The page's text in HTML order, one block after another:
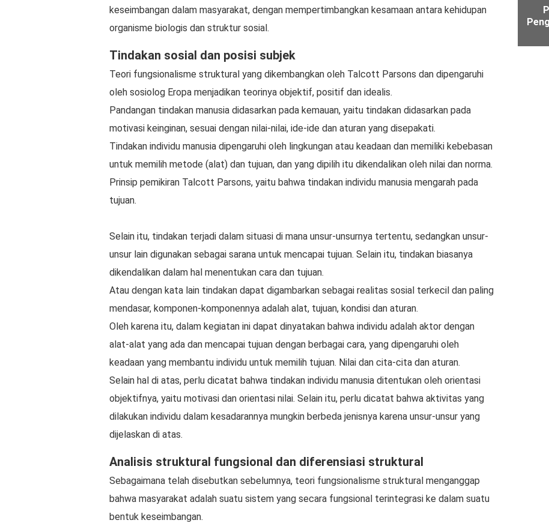
keseimbangan dalam masyarakat, dengan mempertimbangkan kesamaan antara kehidupan
organisme biologis dan struktur sosial.
Tindakan sosial dan posisi subjek
Teori fungsionalisme struktural yang dikembangkan oleh Talcott Parsons dan dipengaruhi
oleh sosiolog Eropa menjadikan teorinya objektif, positif dan idealis.
Pandangan tindakan manusia didasarkan pada kemauan, yaitu tindakan didasarkan pada
motivasi keinginan, sesuai dengan nilai-nilai, ide-ide dan aturan yang disepakati.
Tindakan individu manusia dipengaruhi oleh lingkungan atau keadaan dan memiliki kebebasan
untuk memilih metode (alat) dan tujuan, dan yang dipilih itu dikendalikan oleh nilai dan norma.
Prinsip pemikiran Talcott Parsons, yaitu bahwa tindakan individu manusia mengarah pada
tujuan.
Selain itu, tindakan terjadi dalam situasi di mana unsur-unsurnya tertentu, sedangkan unsur-
unsur lain digunakan sebagai sarana untuk mencapai tujuan. Selain itu, tindakan biasanya
dikendalikan dalam hal menentukan cara dan tujuan.
Atau dengan kata lain tindakan dapat digambarkan sebagai realitas sosial terkecil dan paling
mendasar, komponen-komponennya adalah alat, tujuan, kondisi dan aturan.
Oleh karena itu, dalam kegiatan ini dapat dinyatakan bahwa individu adalah aktor dengan
alat-alat yang ada dan mencapai tujuan dengan berbagai cara, yang dipengaruhi oleh
keadaan yang membantu individu untuk memilih tujuan. Nilai dan cita-cita dan aturan.
Selain hal di atas, perlu dicatat bahwa tindakan individu manusia ditentukan oleh orientasi
objektifnya, yaitu motivasi dan orientasi nilai. Selain itu, perlu dicatat bahwa aktivitas yang
dilakukan individu dalam kesadarannya mungkin berbeda jenisnya karena unsur-unsur yang
dijelaskan di atas.
Analisis struktural fungsional dan diferensiasi struktural
Sebagaimana telah disebutkan sebelumnya, teori fungsionalisme struktural menganggap
bahwa masyarakat adalah suatu sistem yang secara fungsional terintegrasi ke dalam suatu
bentuk keseimbangan.